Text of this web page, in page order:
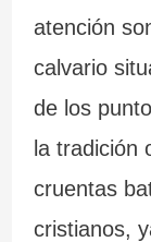
atención
calvario
de los
la tradición
cruentas
cristianos,